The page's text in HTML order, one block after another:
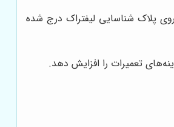
پلاک شناسایی لیفتراک درج شده
تعمیرات را افزایش دهد.